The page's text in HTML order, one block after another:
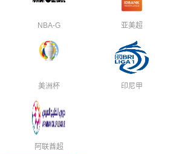
NBA-G 亚美超
美洲杯 印尼甲
阿联酋超